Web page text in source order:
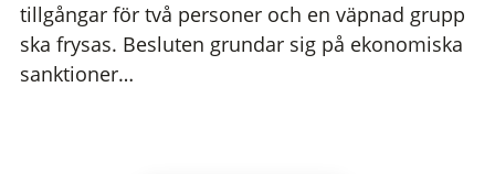
tillgångar för två personer och en väpnad grupp
ska frysas. Besluten grundar sig på ekonomiska
sanktioner…